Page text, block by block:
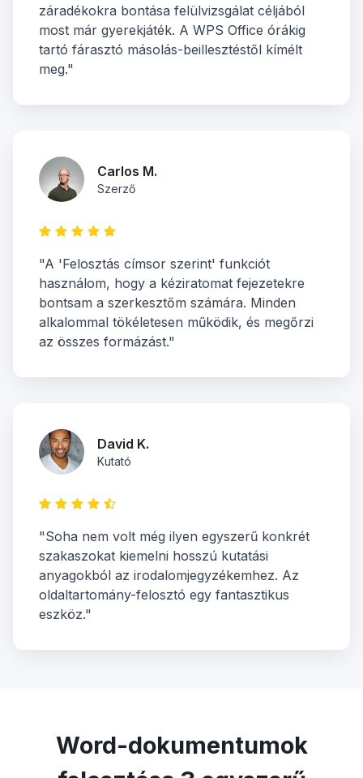
záradékokra bontása felülvizsgálat céljából
most már gyerekjáték. A WPS Office órákig
tartó fárasztó másolás-beillesztéstől kímélt
meg."
Carlos M.
Szerző
"A 'Felosztás címsor szerint' funkciót
használom, hogy a kéziratomat fejezetekre
bontsam a szerkesztőm számára. Minden
alkalommal tökéletesen működik, és megőrzi
az összes formázást."
David K.
Kutató
"Soha nem volt még ilyen egyszerű konkrét
szakaszokat kiemelni hosszú kutatási
anyagokból az irodalomjegyzékemhez. Az
oldaltartomány-felosztó egy fantasztikus
eszköz."
Word-dokumentumok